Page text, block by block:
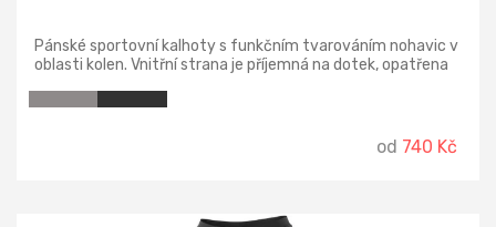
Pánské sportovní kalhoty s funkčním tvarováním nohavic v
oblasti kolen. Vnitřní strana je příjemná na dotek, opatřena
zakončeny pružnými manžetami moderní. Propracovaný
od 740 Kč